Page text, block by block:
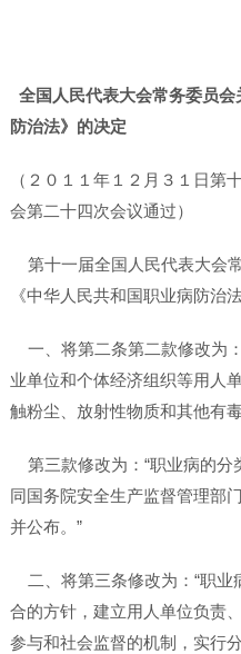
全国人民代表大会常务委员
防治法》的决定
（２０１１年１２月３１日第
会第二十四次会议通过）
第十一届全国人民代表大会
《中华人民共和国职业病防治
一、将第二条第二款修改为
业单位和个体经济组织等用人
触粉尘、放射性物质和其他有
第三款修改为：“职业病的分
同国务院安全生产监督管理部
并公布。”
二、将第三条修改为：“职业
合的方针，建立用人单位负责
参与和社会监督的机制，实行